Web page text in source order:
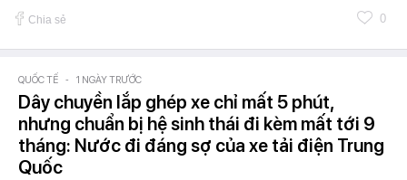
Chia sẻ 0
QUỐC TẾ - 1 NGÀY TRƯỚC
Dây chuyền lắp ghép xe chỉ mất 5 phút,
nhưng chuẩn bị hệ sinh thái đi kèm mất tới 9
tháng: Nước đi đáng sợ của xe tải điện Trung
Quốc